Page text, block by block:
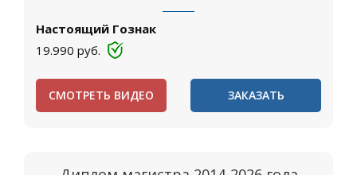
Настоящий Гознак
19.990 руб.
СМОТРЕТЬ ВИДЕО ЗАКАЗАТЬ